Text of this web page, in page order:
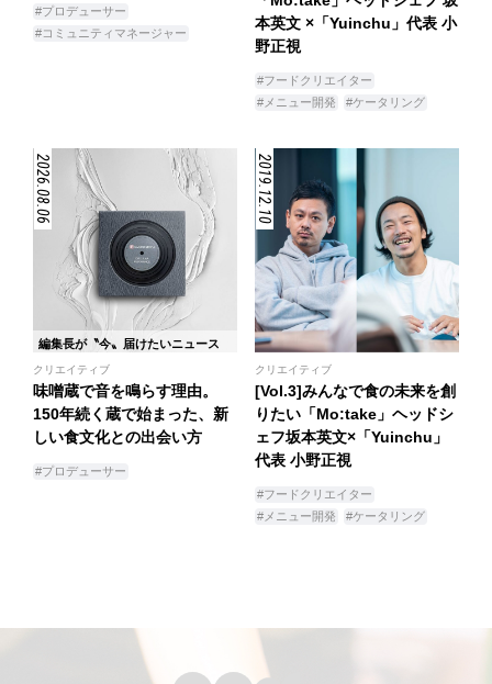
#プロデューサー
#コミュニティマネージャー
本英文 ×「Yuinchu」代表 小
野正視
#フードクリエイター
#メニュー開発
#ケータリング
2026.08.06
編集長が〝今〟届けたいニュース
クリエイティブ
味噌蔵で音を鳴らす理由。
150年続く蔵で始まった、新
しい食文化との出会い方
#プロデューサー
2019.12.10
クリエイティブ
[Vol.3]みんなで食の未来を創
りたい「Mo:take」ヘッドシ
ェフ坂本英文×「Yuinchu」
代表 小野正視
#フードクリエイター
#メニュー開発
#ケータリング